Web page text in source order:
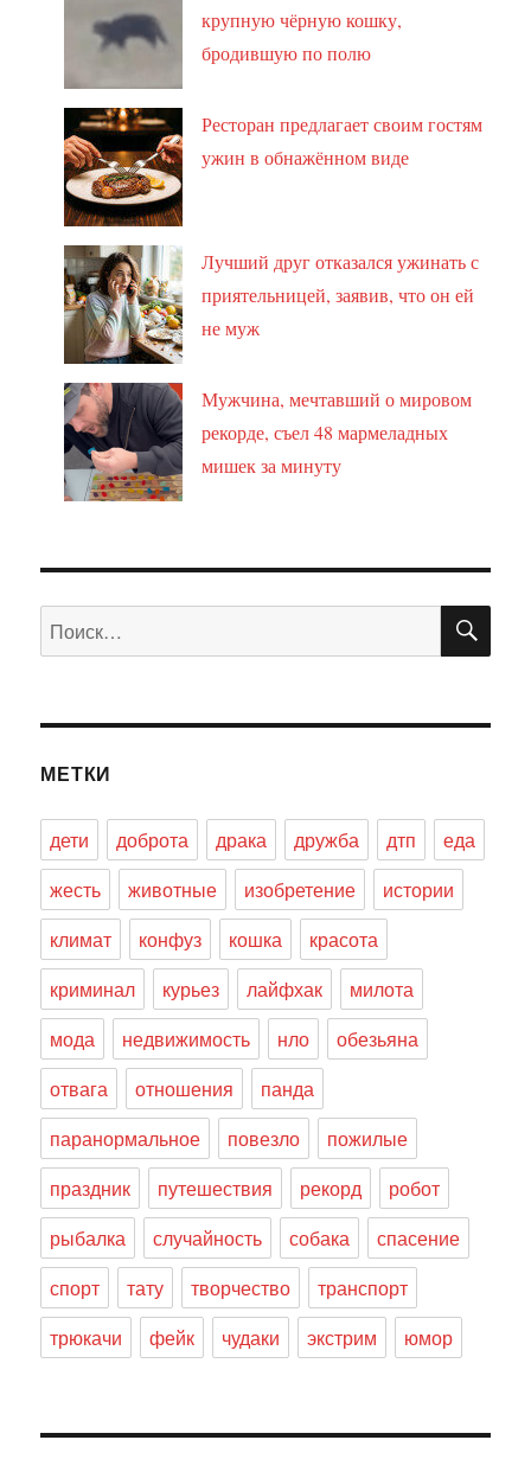
крупную чёрную кошку,
бродившую по полю
Ресторан предлагает своим гостям
ужин в обнажённом виде
Лучший друг отказался ужинать с
приятельницей, заявив, что он ей
не муж
Мужчина, мечтавший о мировом
рекорде, съел 48 мармеладных
мишек за минуту
Искать:
МЕТКИ
дети доброта драка дружба дтп
еда
жесть
животные изобретение
истории
климат
конфуз кошка
красота
криминал
курьез лайфхак
милота
мода
недвижимость нло
обезьяна
отвага
отношения
панда
паранормальное
повезло
пожилые
праздник
путешествия рекорд
робот
рыбалка
случайность собака
спасение
спорт
тату творчество
транспорт
трюкачи
фейк чудаки экстрим юмор